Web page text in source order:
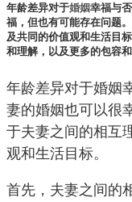
年龄差异对于婚姻幸福与
福，但也有可能存在问题
及共同的价值观和生活目
和理解，以及更多的包容
年龄差异对于婚姻
妻的婚姻也可以很
于夫妻之间的相互
观和生活目标。
首先，夫妻之间的